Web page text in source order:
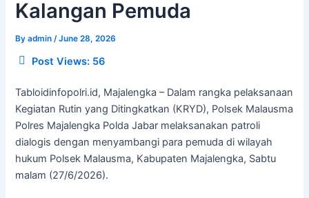
Kalangan Pemuda
Byadmin /June 28, 2026
Post Views: 56
Tabloidinfopolri.id, Majalengka – Dalam rangka pelaksanaan
Kegiatan Rutin yang Ditingkatkan (KRYD), Polsek Malausma
Polres Majalengka Polda Jabar melaksanakan patroli
dialogis dengan menyambangi para pemuda di wilayah
hukum Polsek Malausma, Kabupaten Majalengka, Sabtu
malam (27/6/2026).